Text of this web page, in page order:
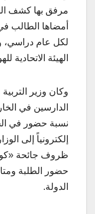
مرفق بها كشف
أمضاها الطالب
لكل عام دراسي،
الهيئة الاتحادية
وكان وزير
الدارسين في
نسبة حضور في
إلكترونياً إلى
ظروف جائحة
حضور الطلبة
الدولة.